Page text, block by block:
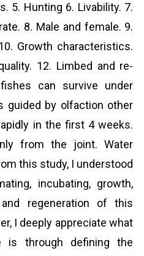
5. Hunting 6. Livability. 7.
8. Male and female. 9.
Growth characteristics.
12. Limbed and re-
can survive under
by olfaction other
in the first 4 weeks.
from the joint. Water
this study, I understood
incubating, growth,
regeneration of this
I deeply appreciate what
is through defining the